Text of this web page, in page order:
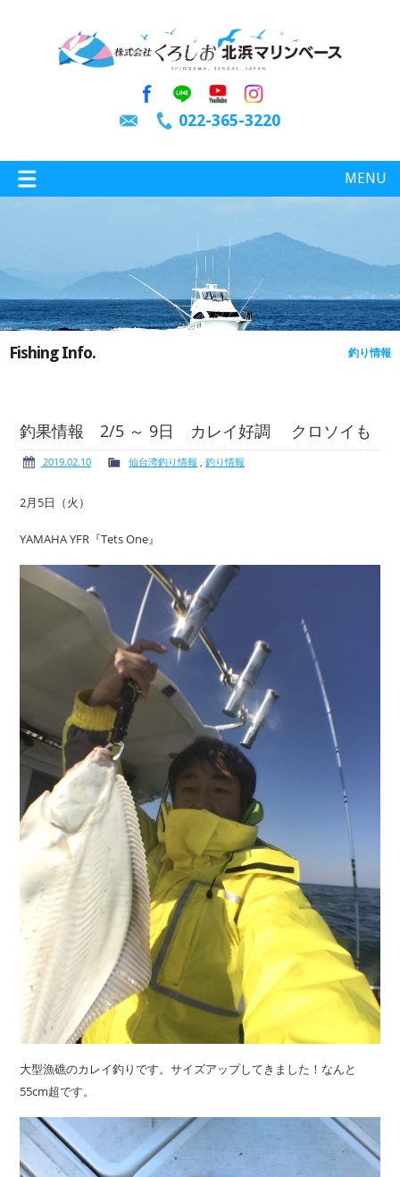
022-365-3220
MENU
特選情報
サービス案内
新艇・展示艇情報 中古艇情報
求人情報
Fishing Info. 釣り情報
釣果情報 2/5 ～ 9日 カレイ好調 クロソイも
2019.02.10 仙台湾釣り情報 ,釣り情報
2月5日（火）
YAMAHA YFR『Tets One』
大型漁礁のカレイ釣りです。サイズアップしてきました！なんと
55cm超です。